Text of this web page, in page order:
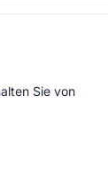
Sie von